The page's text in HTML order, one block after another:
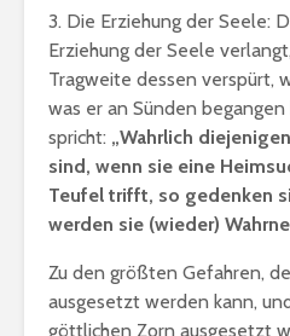
3. Die Erziehung der Seele:
Erziehung der Seele
Tragweite dessen verspürt,
was er an Sünden
spricht: „Wahrlich
sind, wenn sie eine
Teufel trifft, so gedenken
werden sie (wieder)
Zu den größten Gefahren,
ausgesetzt werden kann,
göttlichen Zorn ausgesetzt